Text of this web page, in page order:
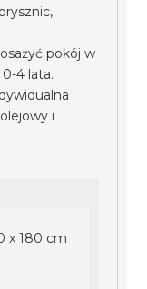
pokój w
4 lata.
i
x 180 cm